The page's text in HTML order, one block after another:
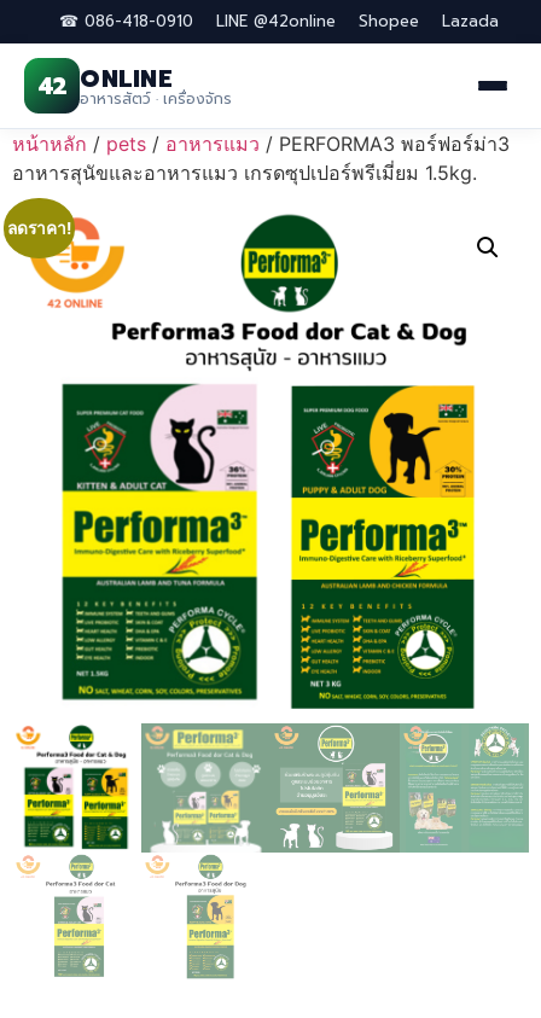
☎ 086-418-0910 LINE @42online Shopee Lazada
42 ONLINE
อาหารสัตว์ · เครื่องจักร
Skip
to
content
หน้าหลัก / pets / อาหารแมว / PERFORMA3 พอร์​ฟอร์​ม่า3
อาหารสุนัขและอาหารแมว เกรดซุปเปอร์​พรีเมี่ยม 1.5kg.
ลดราคา!